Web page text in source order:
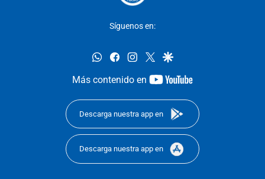
Síguenos en:
whatsappfacebookinstagram
twittergoogle
Más contenido en
youtube-
Descarga nuestra app en
Descarga nuestra app en